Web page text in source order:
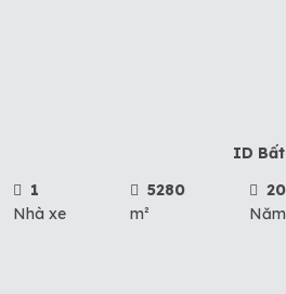
ID
1
Nhà xe
5280
m²